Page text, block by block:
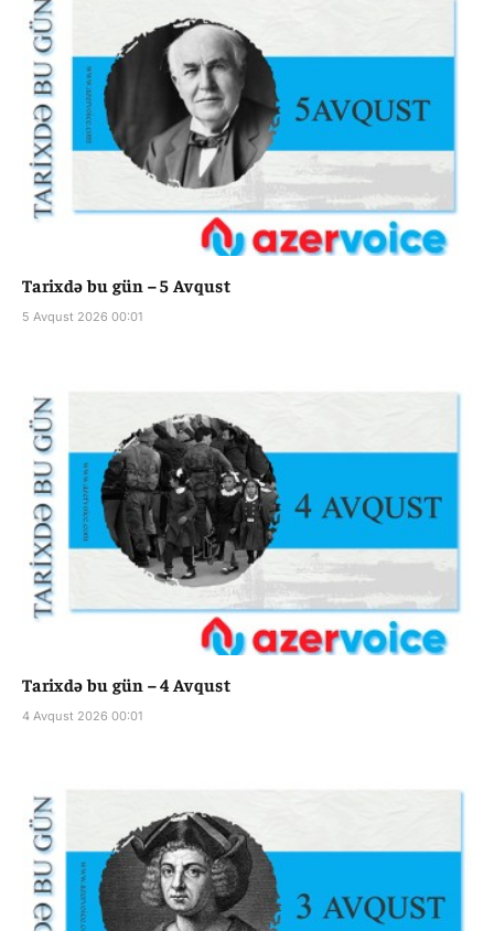
Tarixdə bu gün – 5 Avqust
5 Avqust 2026 00:01
Tarixdə bu gün – 4 Avqust
4 Avqust 2026 00:01